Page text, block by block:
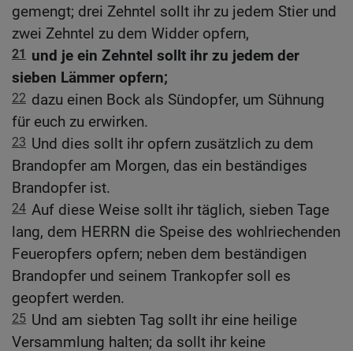
gemengt; drei Zehntel sollt ihr zu jedem Stier und
zwei Zehntel zu dem Widder opfern,
21
und je ein Zehntel sollt ihr zu jedem der
sieben Lämmer opfern;
22 dazu einen Bock als Sündopfer, um Sühnung
für euch zu erwirken.
23 Und dies sollt ihr opfern zusätzlich zu dem
Brandopfer am Morgen, das ein beständiges
Brandopfer ist.
24 Auf diese Weise sollt ihr täglich, sieben Tage
lang, dem HERRN die Speise des wohlriechenden
Feueropfers opfern; neben dem beständigen
Brandopfer und seinem Trankopfer soll es
geopfert werden.
25 Und am siebten Tag sollt ihr eine heilige
Versammlung halten; da sollt ihr keine